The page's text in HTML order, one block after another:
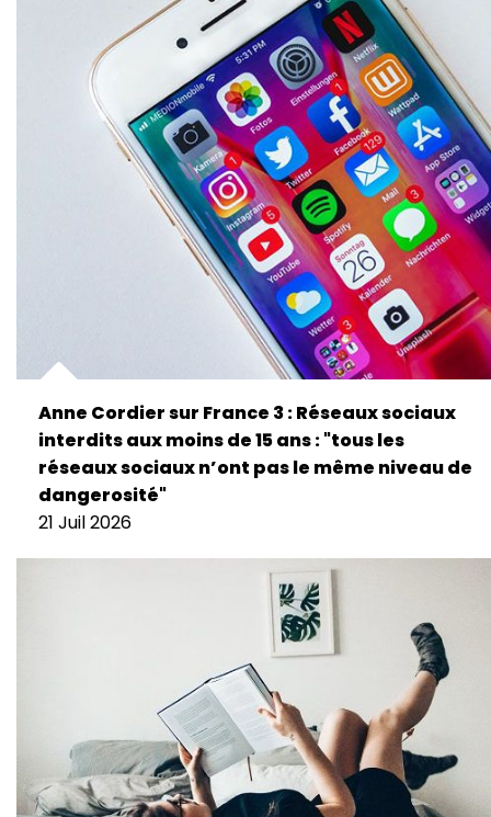
Anne Cordier sur France 3 : Réseaux sociaux
interdits aux moins de 15 ans : "tous les
réseaux sociaux n’ont pas le même niveau de
dangerosité"
21 Juil 2026